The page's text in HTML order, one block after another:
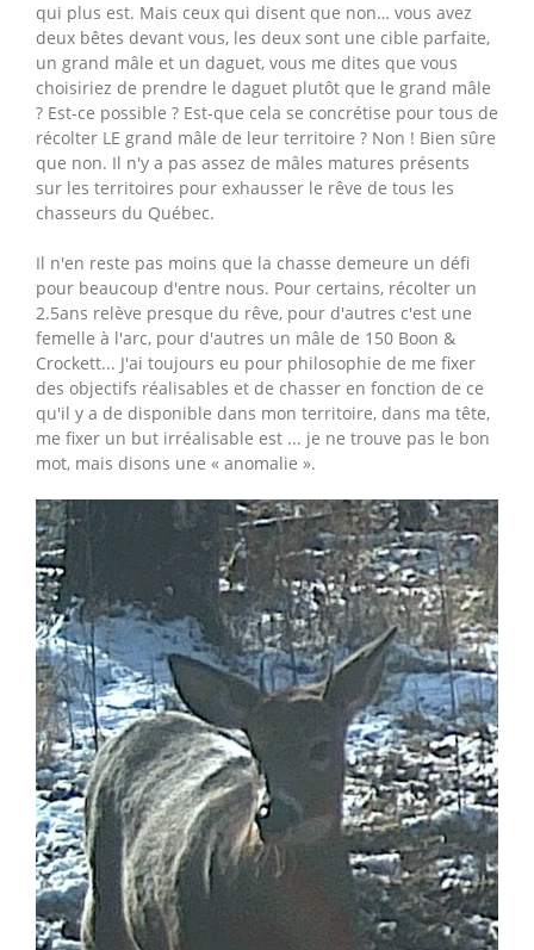
qui plus est. Mais ceux qui disent que non… vous avez
deux bêtes devant vous, les deux sont une cible parfaite,
un grand mâle et un daguet, vous me dites que vous
choisiriez de prendre le daguet plutôt que le grand mâle
? Est-ce possible ? Est-que cela se concrétise pour tous de
récolter LE grand mâle de leur territoire ? Non ! Bien sûre
que non. Il n'y a pas assez de mâles matures présents
sur les territoires pour exhausser le rêve de tous les
chasseurs du Québec.
Il n'en reste pas moins que la chasse demeure un défi
pour beaucoup d'entre nous. Pour certains, récolter un
2.5ans relève presque du rêve, pour d'autres c'est une
femelle à l'arc, pour d'autres un mâle de 150 Boon &
Crockett... J'ai toujours eu pour philosophie de me fixer
des objectifs réalisables et de chasser en fonction de ce
qu'il y a de disponible dans mon territoire, dans ma tête,
me fixer un but irréalisable est ... je ne trouve pas le bon
mot, mais disons une « anomalie ».